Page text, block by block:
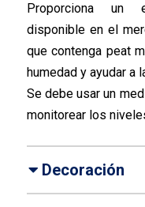
Proporciona un
disponible en el
que contenga peat
humedad y ayudar a
Se debe usar un
monitorear los
Decoración